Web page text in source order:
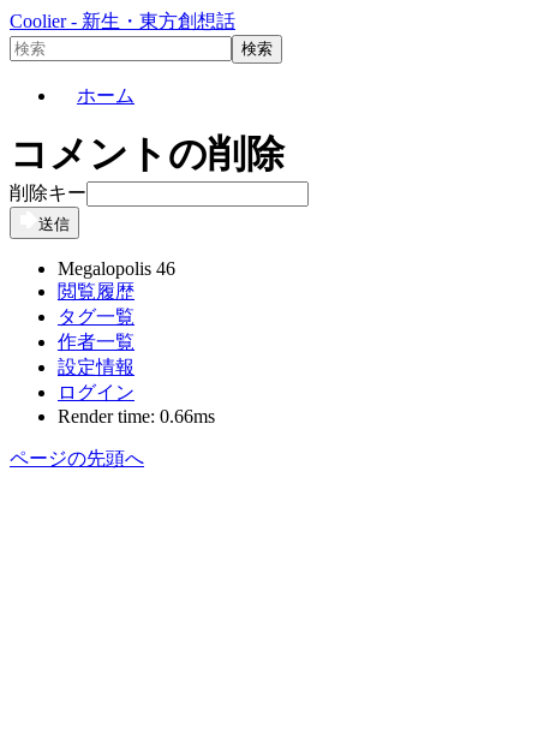
Coolier - 新生・東方創想話
ホーム
コメントの削除
削除キー
送信
Megalopolis 46
閲覧履歴
タグ一覧
作者一覧
設定情報
ログイン
Render time: 0.66ms
ページの先頭へ